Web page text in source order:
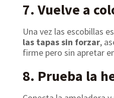
7. Vuelve a
Una vez las escobillas
las tapas sin forzar,
firme pero sin apretar
8. Prueba la